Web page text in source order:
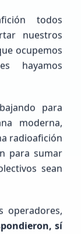
completo
Noticias
todos
nuestros
ocupemos
hayamos
para
moderna,
radioafición
para sumar
sean
operadores,
sí